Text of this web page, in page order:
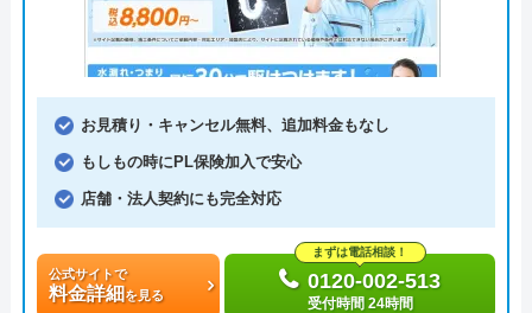
お見積り・キャンセル無料、追加料金もなし
もしもの時にPL保険加入で安心
店舗・法人契約にも完全対応
公式サイトで
料金詳細 を見る
まずは電話相談！
0120-002-513
受付時間 24時間